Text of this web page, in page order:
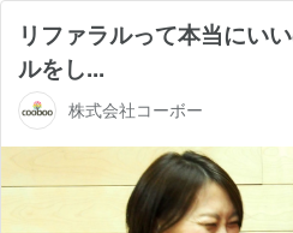
リファラルって本当にい
ルをし...
株式会社コーボー